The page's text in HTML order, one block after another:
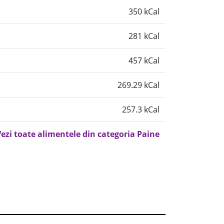
350 kCal
281 kCal
457 kCal
269.29 kCal
257.3 kCal
toate alimentele din categoria Paine